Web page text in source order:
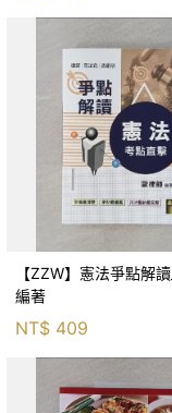
【ZZW】憲法爭點解
編著
NT$ 409